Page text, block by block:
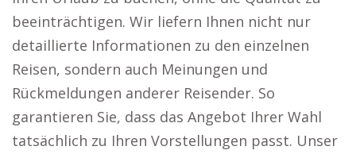
beeinträchtigen. Wir liefern Ihnen nicht nur
detaillierte Informationen zu den einzelnen
Reisen, sondern auch Meinungen und
Rückmeldungen anderer Reisender. So
garantieren Sie, dass das Angebot Ihrer Wahl
tatsächlich zu Ihren Vorstellungen passt. Unser